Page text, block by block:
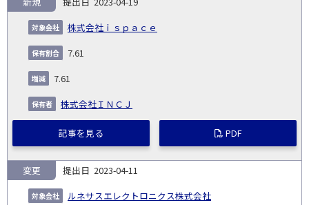
株式会社ｉｓｐａｃｅ
7.61
7.61
株式会社ＩＮＣＪ
記事を見る PDF
2023-04-11
ルネサスエレクトロニクス株式会社
変更